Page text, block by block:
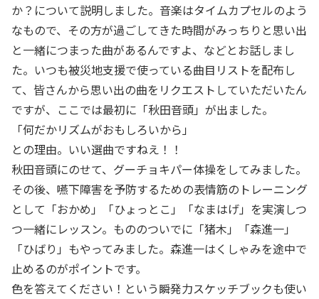
か？について説明しました。音楽はタイムカプセルのよう
なもので、その方が過ごしてきた時間がみっちりと思い出
と一緒につまった曲があるんですよ、などとお話しまし
た。いつも被災地支援で使っている曲目リストを配布し
て、皆さんから思い出の曲をリクエストしていただいたん
ですが、ここでは最初に「秋田音頭」が出ました。
「何だかリズムがおもしろいから」
との理由。いい選曲ですねえ！！
秋田音頭にのせて、グーチョキパー体操をしてみました。
その後、嚥下障害を予防するための表情筋のトレーニング
として「おかめ」「ひょっとこ」「なまはげ」を実演しつ
つ一緒にレッスン。もののついでに「猪木」「森進一」
「ひばり」もやってみました。森進一はくしゃみを途中で
止めるのがポイントです。
色を答えてください！という瞬発力スケッチブックも使い